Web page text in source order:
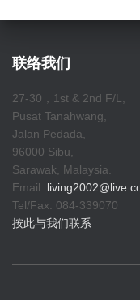
联络我们
27-30，1st & 2nd F/L,
Pusat Tanahwang,
Jalan Pedada,
96000 Sibu,
Sarawak, Malaysia.
Email:
Tel/Fax: 084-339070
按此与我们联系